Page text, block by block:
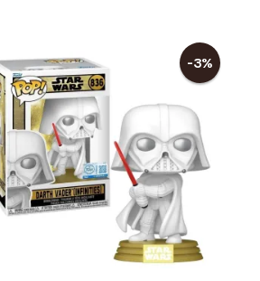
-3%